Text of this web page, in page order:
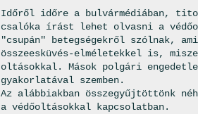
Időről időre a bulvármédiában,
csalóka írást lehet olvasni a
"csupán" betegségekről szólnak,
összeesküvés-elméletekkel is,
oltásokkal. Mások polgári
gyakorlatával szemben.
Az alábbiakban összegyűjtöttönk
a védőoltásokkal kapcsolatban.